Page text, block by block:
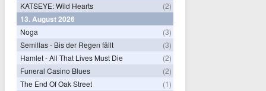
KATSEYE: Wild Hearts (2)
13. August 2026
Noga
(3)
Semillas - Bis der Regen fällt
(3)
Hamlet - All That Lives Must Die
(2)
Funeral Casino Blues
(2)
The End Of Oak Street
(1)